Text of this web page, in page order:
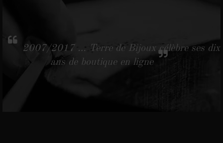
2007/2017 … Terre de Bijoux célèbre ses dix
ans de boutique en ligne